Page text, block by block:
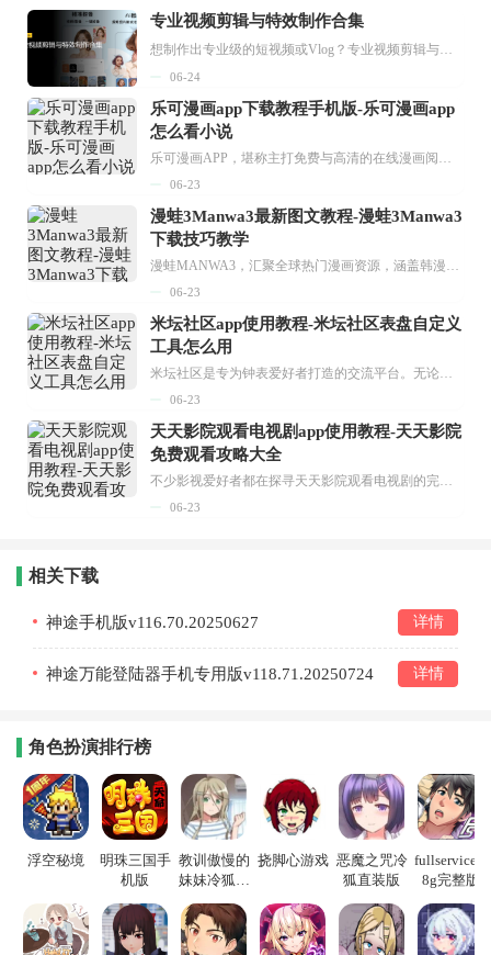
专业视频剪辑与特效制作合集
想制作出专业级的短视频或Vlog？专业视频剪辑与特效制作大全专题为你提供了从剪辑、抠像到特效包装的全套解决方案。无论是添加炫酷的片头、进行精准的视频抠图，还是制...
06-24
乐可漫画app下载教程手机版-乐可漫画app
怎么看小说
乐可漫画APP，堪称主打免费与高清的在线漫画阅读神器。其官方版提供海量完整版漫画资源，无论是国内漫画，还是日漫、韩漫、台漫、美漫等国外漫画，应有尽有，随时供你阅读。只需轻点一下，便能直接进入阅读界面。不仅如此，乐可漫画最新版本更新速度极快，在这里，你总能抢先看到全网一手漫画章节内容！...
06-23
漫蛙3Manwa3最新图文教程-漫蛙3Manwa3
下载技巧教学
漫蛙MANWA3，汇聚全球热门漫画资源，涵盖韩漫、欧美漫画、国漫等多种类型，题材丰富多样，全方位满足用户阅读喜好。它不仅是阅读平台，更是创作平台，为广大用户打造零门槛创作环境。...
06-23
米坛社区app使用教程-米坛社区表盘自定义
工具怎么用
米坛社区是专为钟表爱好者打造的交流平台。无论你是初涉钟表领域的普通爱好者，还是拥有多年收藏经验的资深玩家，都能在此找到属于自己的天地。 无需注册，就能轻松参与其中。通过专业的讨论论坛与丰富的交互功能，你可与世界各地的钟表爱好者畅快交流。若你钟情于钟表，米坛社区无疑是值得一试的理想之选。在这里，你能获取最新的手表资讯，交流见解，提升鉴赏品味，让每一块手表都成为收藏故事中重要的一部分。感兴趣的朋友，不要错过下载机会。...
06-23
天天影院观看电视剧app使用教程-天天影院
免费观看攻略大全
不少影视爱好者都在探寻天天影院观看电视剧的完整方法，结合最新平台使用规则，本篇新手入门攻略全面讲解观看渠道、检索流程、播放设置以及画面模式调整等实用内容。全文适配手机、电脑等主流设备，步骤简洁易懂，无论是初次使用的新手，还是想要优化观影体验的用户，都能参照内容快速上手，熟练掌握平台各项操作技巧，轻松畅享影视内容。...
06-23
相关下载
神途手机版v116.70.20250627 详情
神途万能登陆器手机专用版v118.71.20250724 详情
角色扮演排行榜
浮空秘境
明珠三国手
机版
教训傲慢的
妹妹冷狐游
戏
挠脚心游戏 恶魔之咒冷
狐直装版
fullservice1.
8g完整版